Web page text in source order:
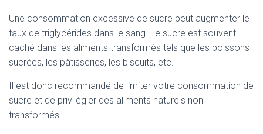
Une consommation excessive de sucre peut augmenter le
taux de triglycérides dans le sang. Le sucre est souvent
caché dans les aliments transformés tels que les boissons
sucrées, les pâtisseries, les biscuits, etc.
Il est donc recommandé de limiter votre consommation de
sucre et de privilégier des aliments naturels non
transformés.